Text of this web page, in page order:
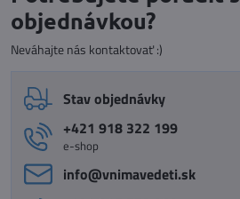
objednávkou?
Neváhajte nás kontaktovať :)
Stav objednávky
+421 918 322 199
e-shop
info​@vnimavedeti​.sk